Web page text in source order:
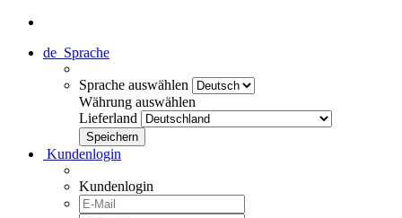
de Sprache
Sprache auswählen
Währung auswählen
Lieferland
Kundenlogin
Kundenlogin